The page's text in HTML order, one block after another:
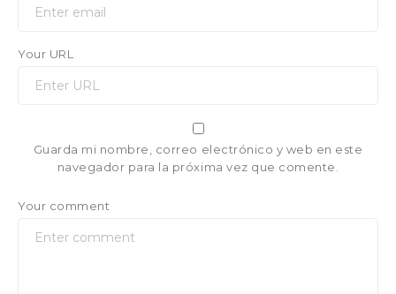
Your URL
Guarda mi nombre, correo electrónico y web en este
navegador para la próxima vez que comente.
Your comment